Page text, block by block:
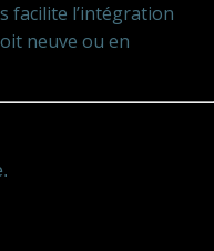
facilite l’intégration
neuve ou en